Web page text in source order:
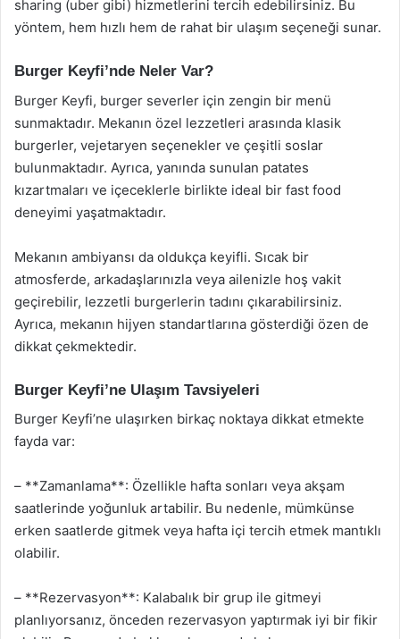
sharing (uber gibi) hizmetlerini tercih edebilirsiniz. Bu
yöntem, hem hızlı hem de rahat bir ulaşım seçeneği sunar.
Burger Keyfi’nde Neler Var?
Burger Keyfi, burger severler için zengin bir menü
sunmaktadır. Mekanın özel lezzetleri arasında klasik
burgerler, vejetaryen seçenekler ve çeşitli soslar
bulunmaktadır. Ayrıca, yanında sunulan patates
kızartmaları ve içeceklerle birlikte ideal bir fast food
deneyimi yaşatmaktadır.
Mekanın ambiyansı da oldukça keyifli. Sıcak bir
atmosferde, arkadaşlarınızla veya ailenizle hoş vakit
geçirebilir, lezzetli burgerlerin tadını çıkarabilirsiniz.
Ayrıca, mekanın hijyen standartlarına gösterdiği özen de
dikkat çekmektedir.
Burger Keyfi’ne Ulaşım Tavsiyeleri
Burger Keyfi’ne ulaşırken birkaç noktaya dikkat etmekte
fayda var:
– **Zamanlama**: Özellikle hafta sonları veya akşam
saatlerinde yoğunluk artabilir. Bu nedenle, mümkünse
erken saatlerde gitmek veya hafta içi tercih etmek mantıklı
olabilir.
– **Rezervasyon**: Kalabalık bir grup ile gitmeyi
planlıyorsanız, önceden rezervasyon yaptırmak iyi bir fikir